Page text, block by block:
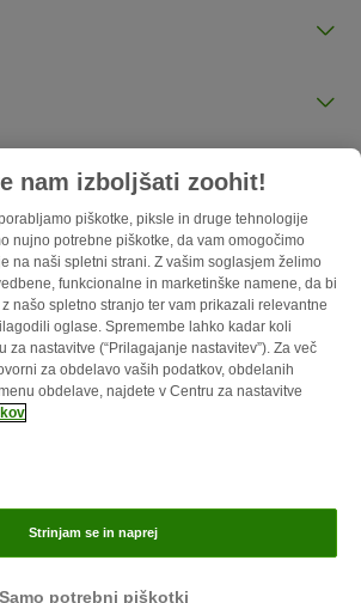
in predpisi glede varovanja okolja
in čas dostave
Načini plačila
nam izboljšati zoohit!
piškotke, piksle in druge tehnologije
nujno potrebne piškotke, da vam omogočimo
na naši spletni strani. Z vašim soglasjem želimo
funkcionalne in marketinške namene, da bi
našo spletno stranjo ter vam prikazali relevantne
oglase. Spremembe lahko kadar koli
za nastavitve (“Prilagajanje nastavitev”). Za več
za obdelavo vaših podatkov, obdelanih
obdelave, najdete v Centru za nastavitve
Samo potrebni piškotki
Strinjam se in naprej